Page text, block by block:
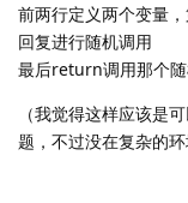
前两行定义两个变量
回复进行随机调用
最后return调用那个
（我觉得这样应该是
题，不过没在复杂的环